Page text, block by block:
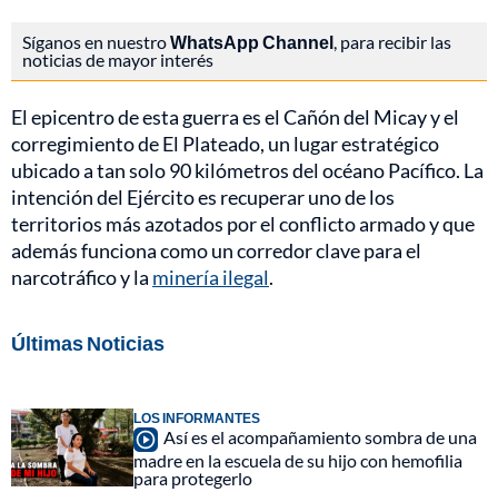
Síganos en nuestroWhatsApp Channel, para recibir las
noticias de mayor interés
El epicentro de esta guerra es el Cañón del Micay y el
corregimiento de El Plateado, un lugar estratégico
ubicado a tan solo 90 kilómetros del océano Pacífico. La
intención del Ejército es recuperar uno de los
territorios más azotados por el conflicto armado y que
además funciona como un corredor clave para el
narcotráfico y la minería ilegal.
Últimas Noticias
LOS INFORMANTES
Así es el acompañamiento sombra de una
madre en la escuela de su hijo con hemofilia
para protegerlo